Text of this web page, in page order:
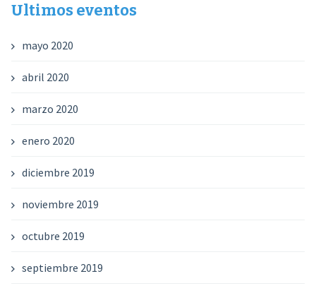
Ultimos eventos
mayo 2020
abril 2020
marzo 2020
enero 2020
diciembre 2019
noviembre 2019
octubre 2019
septiembre 2019